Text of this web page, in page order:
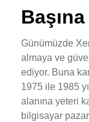
Günümüzde
almaya ve
ediyor. Buna
1975 ile 1985
alanına yeteri
bilgisayar